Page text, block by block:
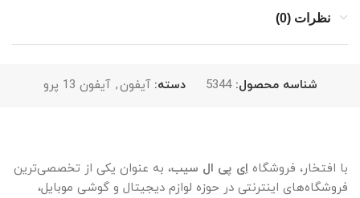
نظرات (0)
شناسه محصول:5344 دسته: آیفون, آیفون 13 پرو
با افتخار، فروشگاه اِی پی ال سیب، به عنوان یکی از تخصصی‌ترین
فروشگاه‌های اینترنتی در حوزه لوازم دیجیتال و گوشی موبایل،